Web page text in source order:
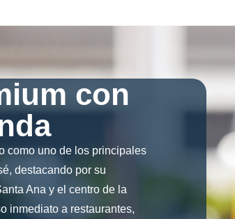
con
como uno de los principales
destacando por su
Ana y el centro de la
inmediato a restaurantes,